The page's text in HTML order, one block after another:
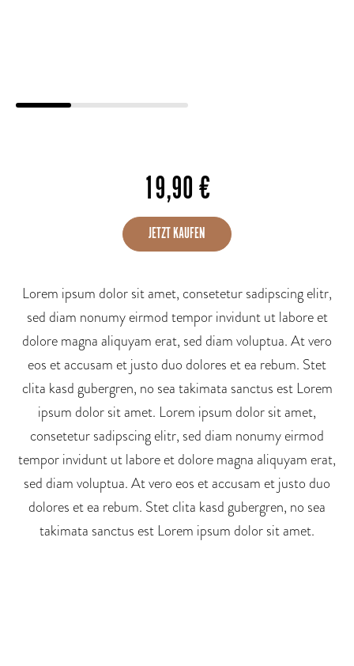
19,90€
JETZT KAUFEN
Lorem ipsum dolor sit amet, consetetur sadipscing elitr,
sed diam nonumy eirmod tempor invidunt ut labore et
dolore magna aliquyam erat, sed diam voluptua. At vero
eos et accusam et justo duo dolores et ea rebum. Stet
clita kasd gubergren, no sea takimata sanctus est Lorem
ipsum dolor sit amet. Lorem ipsum dolor sit amet,
consetetur sadipscing elitr, sed diam nonumy eirmod
tempor invidunt ut labore et dolore magna aliquyam erat,
sed diam voluptua. At vero eos et accusam et justo duo
dolores et ea rebum. Stet clita kasd gubergren, no sea
takimata sanctus est Lorem ipsum dolor sit amet.